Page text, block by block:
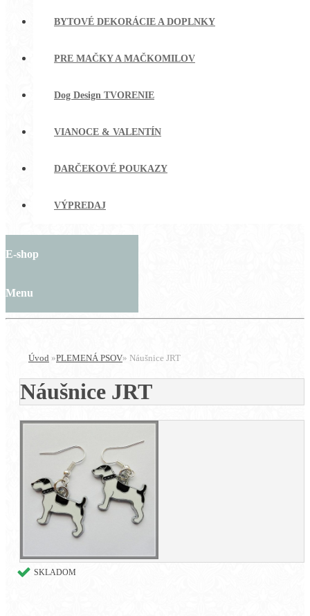
BYTOVÉ DEKORÁCIE A DOPLNKY
PRE MAČKY A MAČKOMILOV
Dog Design TVORENIE
VIANOCE & VALENTÍN
DARČEKOVÉ POUKAZY
VÝPREDAJ
E-shop
Menu
Úvod »PLEMENÁ PSOV» Náušnice JRT
Náušnice JRT
SKLADOM